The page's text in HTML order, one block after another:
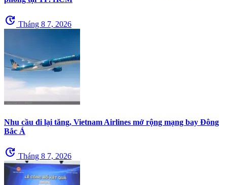
update Tháng 8 7, 2026
Nhu cầu đi lại tăng, Vietnam Airlines mở rộng mạng bay Đông
Bắc Á
update Tháng 8 7, 2026